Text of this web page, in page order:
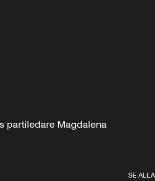
partiledare Magdalena
SE ALLA